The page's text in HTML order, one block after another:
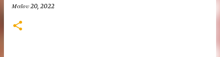
Μαΐου 20, 2022